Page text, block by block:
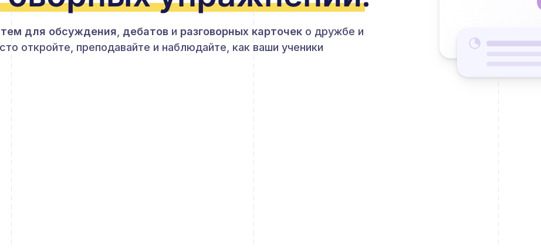
тем для обсуждения дебатов и разговорных карточек о дружбе и
откройте, преподавайте и наблюдайте, как ваши ученики